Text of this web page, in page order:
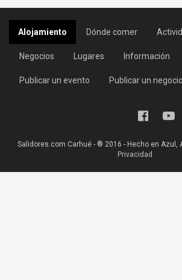
Alojamiento Dónde comer
Negocios Lugares Información
Publicar un evento Publicar un negocio
Salidores.com Carhué - ® 2016 - Hecho en Azul,
Privacidad